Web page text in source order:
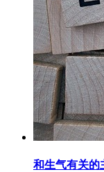
和生气有关的